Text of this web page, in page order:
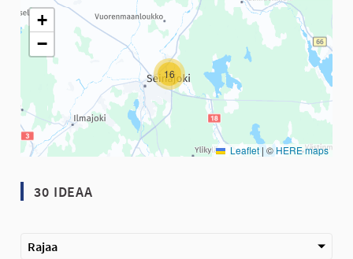
Seuraavassa elementissä on kartta, joka esittää tämän sivun
16
+
−
Leaflet | ©HERE maps
30 IDEAA
Rajaa